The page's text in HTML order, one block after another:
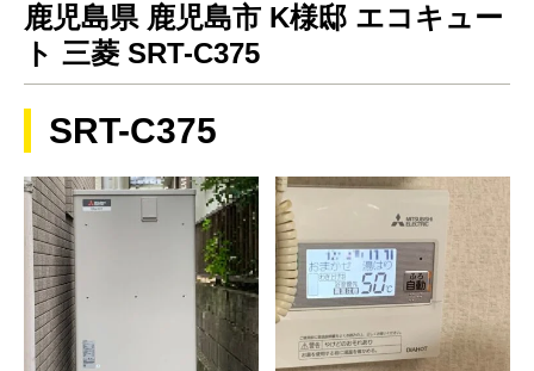
鹿児島県 鹿児島市 K様邸 エコキュー
ト 三菱 SRT-C375
SRT-C375